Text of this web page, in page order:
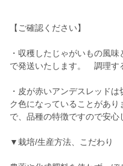
【ご確認ください】
・収穫したじゃがいもの風
で発送いたします。 調理す
・皮が赤いアンデスレッド
ク色になっていることがあ
で、品種の特徴ですので安心
▼栽培/生産方法、こだわり